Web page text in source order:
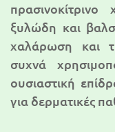
ξυλώδη και
χαλάρωση και
συχνά
ουσιαστική
για δερματικές